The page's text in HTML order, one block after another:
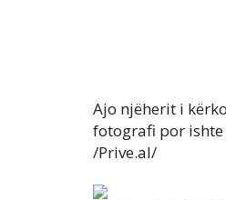
Ajo njëherit i
fotografi por ishte
/Prive.al/